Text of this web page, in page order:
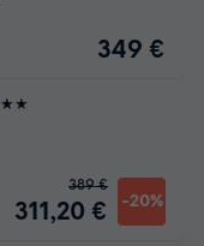
349 €
★★
311,20 € -20%
389 €